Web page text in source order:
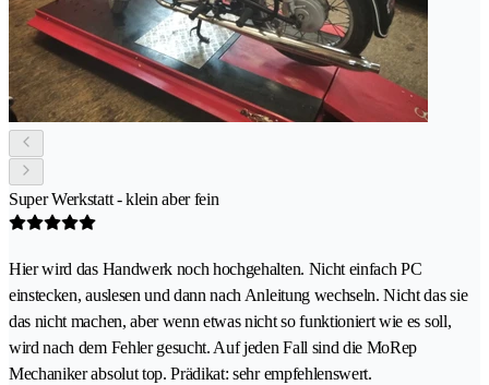
Super Werkstatt - klein aber fein
Hier wird das Handwerk noch hochgehalten. Nicht einfach PC
einstecken, auslesen und dann nach Anleitung wechseln. Nicht das sie
das nicht machen, aber wenn etwas nicht so funktioniert wie es soll,
wird nach dem Fehler gesucht. Auf jeden Fall sind die MoRep
Mechaniker absolut top. Prädikat: sehr empfehlenswert.